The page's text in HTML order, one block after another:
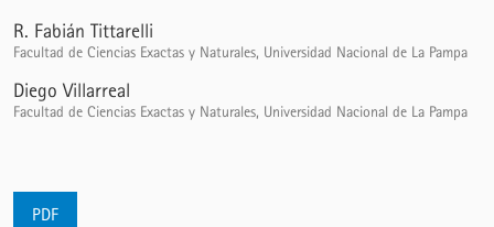
R. Fabián Tittarelli
Facultad de Ciencias Exactas y Naturales, Universidad Nacional de La Pampa
Diego Villarreal
Facultad de Ciencias Exactas y Naturales, Universidad Nacional de La Pampa
PDF